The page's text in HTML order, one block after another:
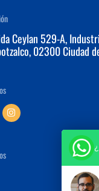
Ceylan 529-A,
02300 Ciudad
I
n
s